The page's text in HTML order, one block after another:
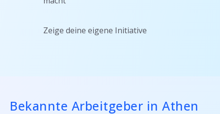
Zeige deine eigene Initiative
Bekannte Arbeitgeber in Athen